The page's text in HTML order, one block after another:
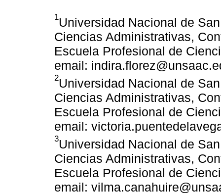
1Universidad Nacional de
Ciencias Administrativas,
Escuela Profesional de
email:
2Universidad Nacional de
Ciencias Administrativas,
Escuela Profesional de
email:
3Universidad Nacional de
Ciencias Administrativas,
Escuela Profesional de
email: